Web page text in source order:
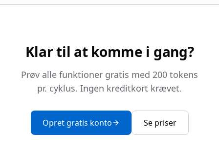
Klar til at komme i gang?
Prøv alle funktioner gratis med 200 tokens
pr. cyklus. Ingen kreditkort krævet.
Opret gratis konto Se priser